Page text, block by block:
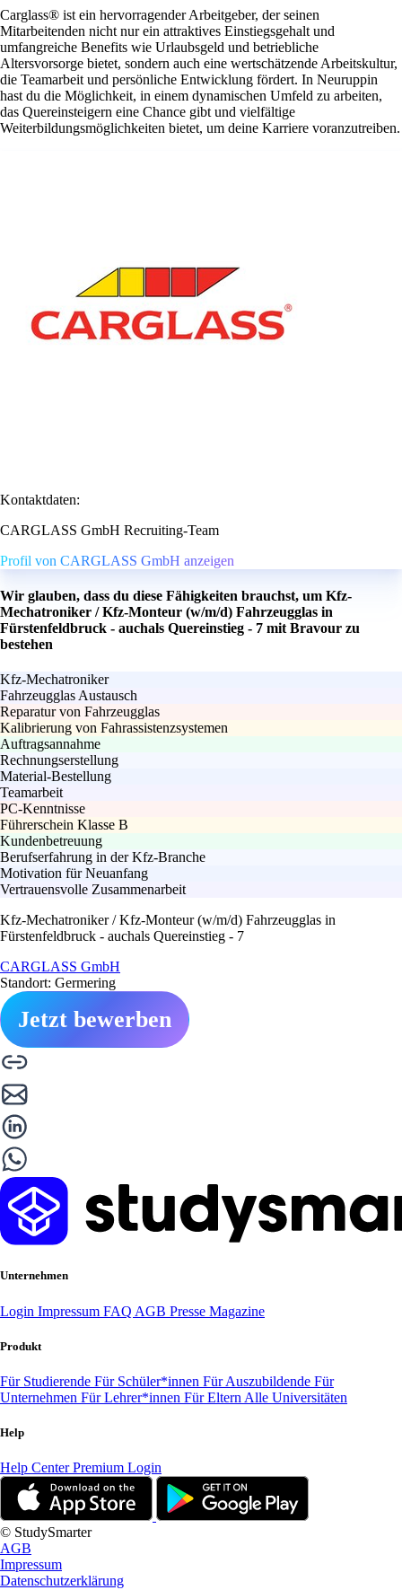
Carglass® ist ein hervorragender Arbeitgeber, der seinen
Mitarbeitenden nicht nur ein attraktives Einstiegsgehalt und
umfangreiche Benefits wie Urlaubsgeld und betriebliche
Altersvorsorge bietet, sondern auch eine wertschätzende Arbeitskultur,
die Teamarbeit und persönliche Entwicklung fördert. In Neuruppin
hast du die Möglichkeit, in einem dynamischen Umfeld zu arbeiten,
das Quereinsteigern eine Chance gibt und vielfältige
Weiterbildungsmöglichkeiten bietet, um deine Karriere voranzutreiben.
Kontaktdaten:
CARGLASS GmbH Recruiting-Team
Profil von CARGLASS GmbH anzeigen
Wir glauben, dass du diese Fähigkeiten brauchst, um Kfz-
Mechatroniker / Kfz-Monteur (w/m/d) Fahrzeugglas in
Fürstenfeldbruck - auchals Quereinstieg - 7 mit Bravour zu
bestehen
Kfz-Mechatroniker
Fahrzeugglas Austausch
Reparatur von Fahrzeugglas
Kalibrierung von Fahrassistenzsystemen
Auftragsannahme
Rechnungserstellung
Material-Bestellung
Teamarbeit
PC-Kenntnisse
Führerschein Klasse B
Kundenbetreuung
Berufserfahrung in der Kfz-Branche
Motivation für Neuanfang
Vertrauensvolle Zusammenarbeit
Kfz-Mechatroniker / Kfz-Monteur (w/m/d) Fahrzeugglas in
Fürstenfeldbruck - auchals Quereinstieg - 7
CARGLASS GmbH
Standort: Germering
Jetzt bewerben
Unternehmen
Login Impressum FAQ AGB Presse Magazine
Produkt
Für Studierende Für Schüler*innen Für Auszubildende Für
Unternehmen Für Lehrer*innen Für Eltern Alle Universitäten
Help
Help CenterPremium Login
© StudySmarter
AGB
Impressum
Datenschutzerklärung